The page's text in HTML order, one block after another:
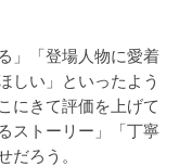
」「登場人物に愛着
しい」といったよう
にきて評価を上げて
ストーリー」「丁寧
だろう。